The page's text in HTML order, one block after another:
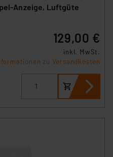
Anzeige, Luftgüte
129,00 €
inkl. MwSt.
zu Versandkosten